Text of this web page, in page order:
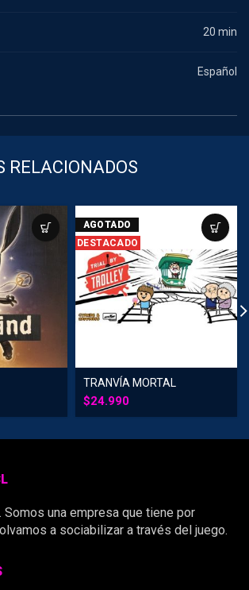
20 min
Español
RELACIONADOS
AGOTADO
DESTACADO
TRANVÍA MORTAL
$24.990
Somos una empresa que tiene por
a sociabilizar a través del juego.